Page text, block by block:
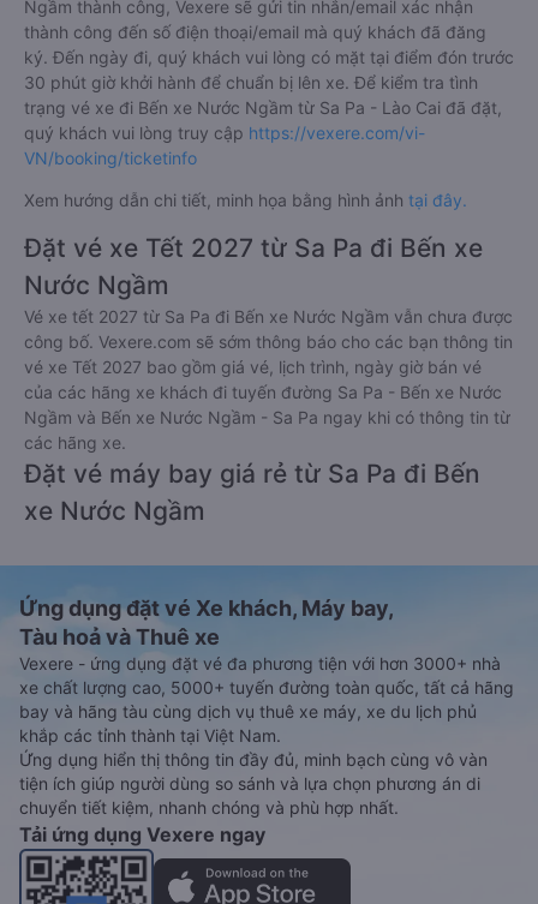
Ngầm thành công, Vexere sẽ gửi tin nhắn/email xác nhận
thành công đến số điện thoại/email mà quý khách đã đăng
ký. Đến ngày đi, quý khách vui lòng có mặt tại điểm đón trước
30 phút giờ khởi hành để chuẩn bị lên xe. Để kiểm tra tình
trạng vé xe đi Bến xe Nước Ngầm từ Sa Pa - Lào Cai đã đặt,
quý khách vui lòng truy cập https://vexere.com/vi-
VN/booking/ticketinfo
Xem hướng dẫn chi tiết, minh họa bằng hình ảnh tại đây.
Đặt vé xe Tết 2027 từ Sa Pa đi Bến xe
Nước Ngầm
Vé xe tết 2027 từ Sa Pa đi Bến xe Nước Ngầm vẫn chưa được
công bố. Vexere.com sẽ sớm thông báo cho các bạn thông tin
vé xe Tết 2027 bao gồm giá vé, lịch trình, ngày giờ bán vé
của các hãng xe khách đi tuyến đường Sa Pa - Bến xe Nước
Ngầm và Bến xe Nước Ngầm - Sa Pa ngay khi có thông tin từ
các hãng xe.
Đặt vé máy bay giá rẻ từ Sa Pa đi Bến
xe Nước Ngầm
Ứng dụng đặt vé Xe khách, Máy bay,
Tàu hoả và Thuê xe
Vexere - ứng dụng đặt vé đa phương tiện với hơn 3000+ nhà
xe chất lượng cao, 5000+ tuyến đường toàn quốc, tất cả hãng
bay và hãng tàu cùng dịch vụ thuê xe máy, xe du lịch phủ
khắp các tỉnh thành tại Việt Nam.
Ứng dụng hiển thị thông tin đầy đủ, minh bạch cùng vô vàn
tiện ích giúp người dùng so sánh và lựa chọn phương án di
chuyển tiết kiệm, nhanh chóng và phù hợp nhất.
Tải ứng dụng Vexere ngay